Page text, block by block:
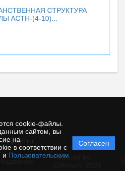
cookie-файлы.
сайтом, вы
на
в соответствии с
и Пользовательским
Согласен
СТРУКТУРА
ACTH-(4-10)...
Powered by